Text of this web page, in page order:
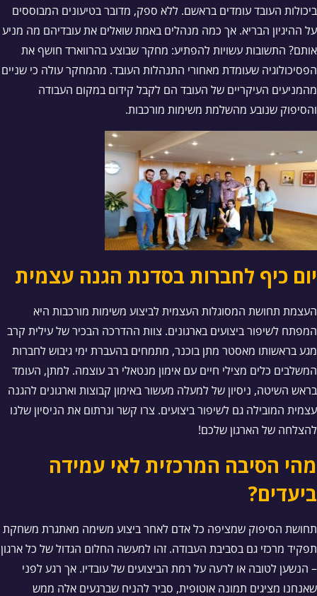
ביכולות העובד עומדים בראשם. ללא ספק, מדובר בטיעונים המבוססים
על ההיגיון הבריא. אך כמה מנהלים באמת שואלים את עובדיהם מה מניע
אותם? התשובות עשויות להפתיע: מחקר שבוצע בהרווארד חושף את
הפסיכולוגיה שעומדת מאחורי התנהלות העובד. מהמחקר עולה כי שניים
מהמניעים העיקריים של העובד הם לקבל קידום במקום העבודה
והסיפוק שנובע מהשלמת משימות מורכבות.
יום כיף לחברות בסדנת הגנה עצמית
העצמת תחושת המסוגלות העצמית לביצוע משימות מורכבות היא
המפתח לשיפור ביצועים בארגונים. צוות ההדרכה הבכיר של עילית קרב
מגע בראשותו מאסטר מתן בוכנר, מתמחים בהעברת ימי גיבוש לחברות
המשלבים כלים מצילי חיים עם אימון מנטאלי רב עוצמה. למתן, העומד
בראש השיטה, ניסיון של למעלה מעשור באימון קבוצות וארגונים להגנה
עצמית המובילה גם לשיפור ביצועים. צרו קשר ונרתום את הניסיון שלנו
להצלחה של הארגון שלכם!
מהי הסיבה המרכזית לאי עמידה
ביעדים?
תחושת הסיפוק שמציפה כל אדם לאחר ביצוע משימה מאתגרת משחקת
תפקיד מרכזי גם בסביבת העבודה. זהו למעשה החלום הגדול של כל ארגון
– הנשען לטובה או לרעה על רמת הביצועים של עובדיו. אך רגע לפני
שאנחנו מציגים תמונה אוטופית, סביר להניח שברגעים אלה ממש